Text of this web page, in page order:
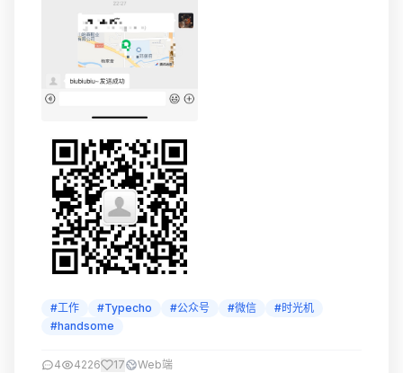
#工作 #Typecho #公众号 #微信
#时光机
#handsome
4 4226 17 Web端